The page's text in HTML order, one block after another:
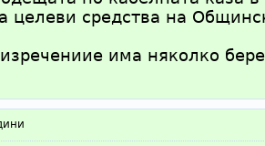
целеви средства на
има няколко